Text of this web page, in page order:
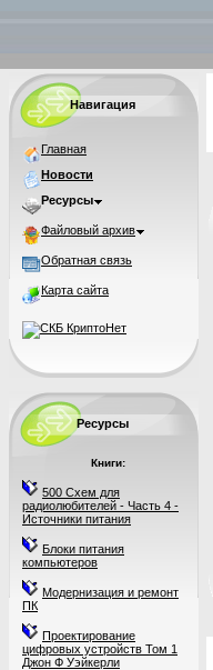
Навигация
Главная
Новости
Ресурсы
Файловый архив
Обратная связь
Карта сайта
Ресурсы
Книги:
500 Схем для
радиолюбителей - Часть 4 -
Источники питания
Блоки питания
компьютеров
Модернизация и ремонт
ПК
Проектирование
цифровых устройств Том 1
Джон Ф Уэйкерли